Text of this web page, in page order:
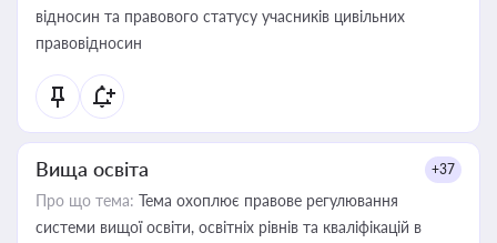
відносин та правового статусу учасників цивільних
правовідносин
Вища освіта +37
Про що тема: Тема охоплює правове регулювання
системи вищої освіти, освітніх рівнів та кваліфікацій в